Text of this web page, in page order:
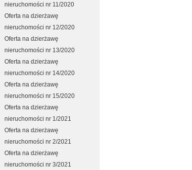
nieruchomości nr 11/2020
Oferta na dzierżawę
nieruchomości nr 12/2020
Oferta na dzierżawę
nieruchomości nr 13/2020
Oferta na dzierżawę
nieruchomości nr 14/2020
Oferta na dzierżawę
nieruchomości nr 15/2020
Oferta na dzierżawę
nieruchomości nr 1/2021
Oferta na dzierżawę
nieruchomości nr 2/2021
Oferta na dzierżawę
nieruchomości nr 3/2021